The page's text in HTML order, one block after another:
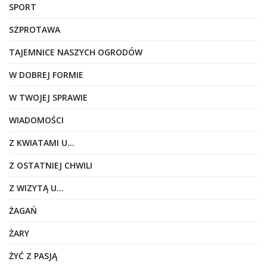
SPORT
SZPROTAWA
TAJEMNICE NASZYCH OGRODÓW
W DOBREJ FORMIE
W TWOJEJ SPRAWIE
WIADOMOŚCI
Z KWIATAMI U…
Z OSTATNIEJ CHWILI
Z WIZYTĄ U…
ŻAGAŃ
ŻARY
ŻYĆ Z PASJĄ